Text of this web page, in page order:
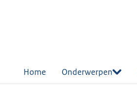
Home Onderwerpen